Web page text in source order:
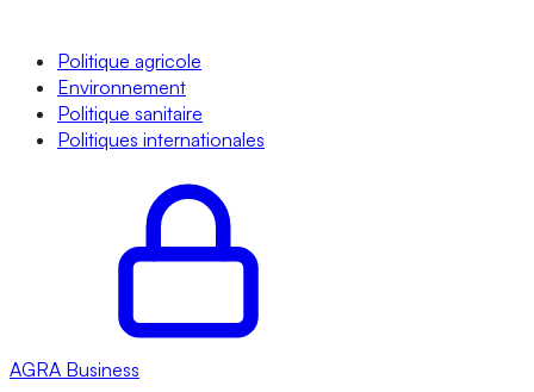
Politique agricole
Environnement
Politique sanitaire
Politiques internationales
AGRA Business